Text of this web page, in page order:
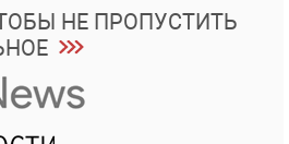
НЕ ПРОПУСТИТЬ